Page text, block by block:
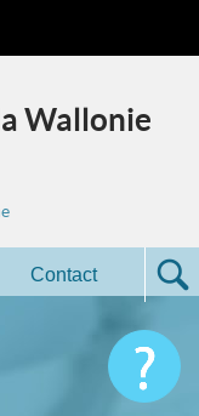
Wallonie
Contact